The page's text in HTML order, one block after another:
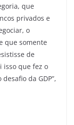
que
privados e
o
que somente
de
isso que fez o
da GDP”,